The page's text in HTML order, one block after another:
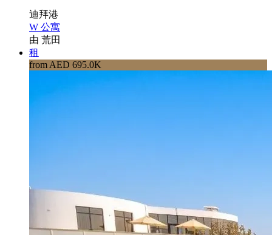
迪拜港
W 公寓
由 荒田
租
from AED 695.0K